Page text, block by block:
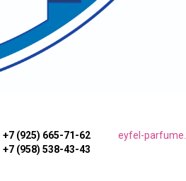
+7 (925) 665-71-62
+7 (958) 538-43-43
eyfel-